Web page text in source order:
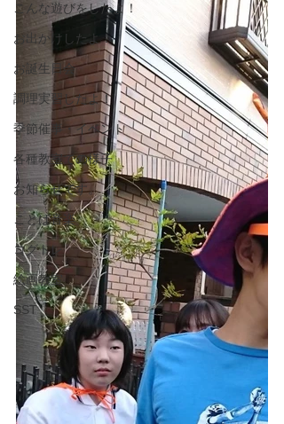
こんな遊びをしたよ！
お出かけしたよ！
お誕生日会
調理実習したよ！
季節催事・イベント
各種教室での様子
お知らせです。
ことば音楽
コグトレ
絵画教室
SST